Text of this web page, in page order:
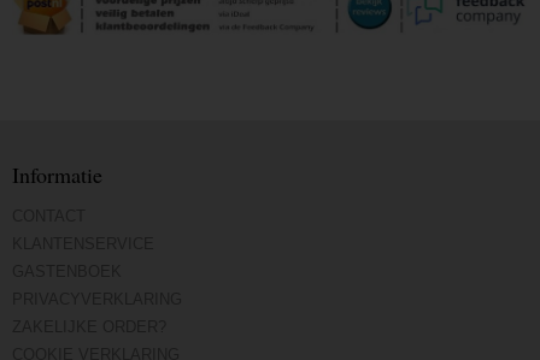
Informatie